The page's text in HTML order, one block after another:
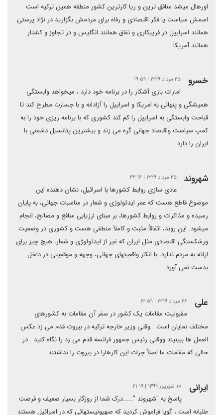
اورهال میشد منافق ترین و ریا کارترین کشور منطقه همین ترکیه است
اسمش سیاست یا فکر اقتصادی و رفاه برای مردمش بگزارید در نژاد پرستی
همانند اسراییل در فریبکاری و نفاق همانند انگلیس و در تجاوز و کشتار
همانند آمریکا
خسرو ۲۵ مرداد ۱۳۹۹ | ۱۹:۵۹
امارات بازی آشکار را در برنامه خود دارد ، میخواهد وابستگی
همیشگی و پنهانی به امریکا و اسراییل را آزادانه و با جسارت مطرح کند تا
قباحت وابستگی به اسراییل را کم کند کشوری که با برنامه ریزی خود را به
کمپ سیاست واقتصاد جهانی گره می زند و بیشترین پتانسیل دشمنی با
ایران را دارد
شهروند ۲۵ مرداد ۱۳۹۹ | ۲۳:۱۶
عادی سازی روابط کشورها با اسرائیل، نشان دهنده این
موضوع قاطع هست که عمر ایدئولوژی و شعار در مناسبات جهانی، به پایان
رسیده و مذاکرات و روابط کشورها، بر مبنای ارزیابی منافع و مصالح، انجام
میشود. این روند، اتفاقاً مثبت و کاملاً منطقی هست و کشوری در وضعیت
ورشکستگی اقتصادی مثل ایران که غیر از ایدئولوژی و شعار، هیچ چیز برای
ارائه به مردم ندارد، با انکار واقعیتهای جهانی، وجهه و موقعیتی در داخل
بدست نمی آورد.
علی ۲۶ مرداد ۱۳۹۹ | ۱۳:۵۹
مقبولیت مقامات یک کشور در سفر آن مقامات به کشورهای
مختلف نمایان است . وقتی وزیر خارجه ترکیه در بیروت قدم می زد عکس
العمل ها ببینیند ووقتی رئیس جمهور فرانسه قدم می زد را نگاه کنید . در
حالی که مقامات ما اصلاٌ جرات این کارهارا در بیروت را نداشتند.
ایرانی ۱۸ شهریور ۱۳۹۹ | ۲۱:۱۹
پاسخ به "شهروند ".....درک شما از روزگار بسیار ضعیف و فرصت
طلبانه است ، گویا فراموش کردید که صهیونیستهائی که در اسرائیل هستند